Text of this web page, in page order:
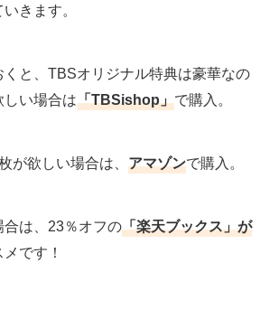
きます。
くと、TBSオリジナル特典は豪華なの
しい場合は「TBSishop」で購入。
が欲しい場合は、アマゾンで購入。
は、23％オフの「楽天ブックス」が
です！